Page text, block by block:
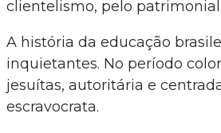
clientelismo, pelo
A história da educação
inquietantes. No período
jesuítas, autoritária e
escravocrata.